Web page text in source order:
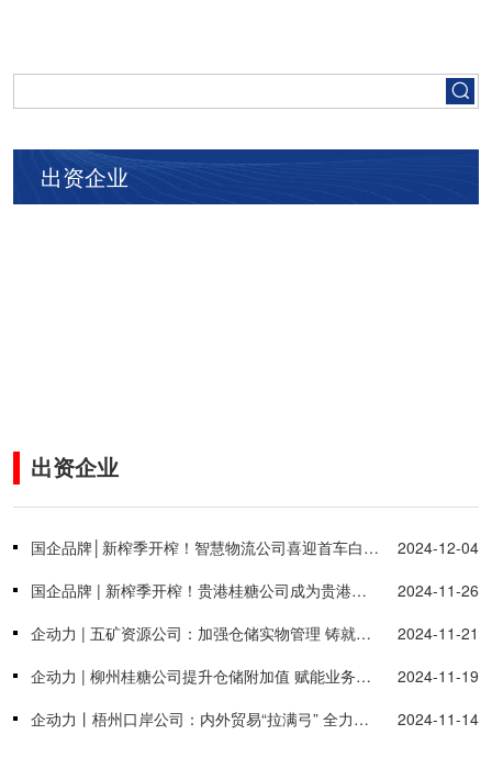
出资企业
出资企业
国企品牌│新榨季开榨！智慧物流公司喜迎首车白糖入库
2024-12-04
国企品牌 | 新榨季开榨！贵港桂糖公司成为贵港市首家食糖入库仓储企业
2024-11-26
企动力 | 五矿资源公司：加强仓储实物管理 铸就货权坚实防线
2024-11-21
企动力 | 柳州桂糖公司提升仓储附加值 赋能业务发展新格局
2024-11-19
企动力丨梧州口岸公司：内外贸易“拉满弓” 全力冲刺全年目标任务
2024-11-14